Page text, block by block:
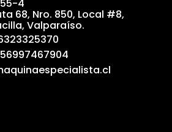
4
68, Nro. 850, Local #8,
Valparaíso.